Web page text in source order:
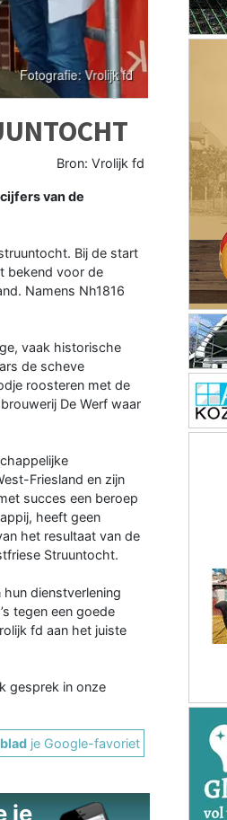
Bron: Vrolijk fd
van de
Bij de start
bekend voor de
Namens Nh1816
vaak historische
de scheve
roosteren met de
De Werf waar
Friesland en zijn
succes een beroep
heeft geen
het resultaat van de
Struuntocht.
dienstverlening
tegen een goede
fd aan het juiste
gesprek in onze
je Google-favoriet
je